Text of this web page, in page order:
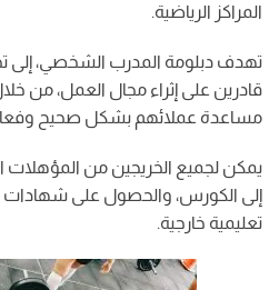
المراكز الرياضية.
تهدف دبلومة المدرب الشخصي، إلى
قادرين على إثراء مجال العمل، من
مساعدة عملائهم بشكل صحيح
يمكن لجميع الخريجين من المؤهلات
إلى الكورس، والحصول على
تعليمية خارجية.